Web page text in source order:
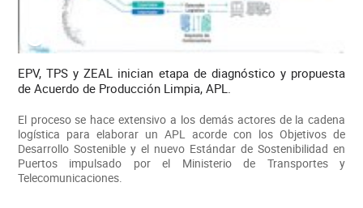
EPV, TPS y ZEAL inician etapa de diagnóstico y propuesta
de Acuerdo de Producción Limpia, APL.
El proceso se hace extensivo a los demás actores de la cadena
logística para elaborar un APL acorde con los Objetivos de
Desarrollo Sostenible y el nuevo Estándar de Sostenibilidad en
Puertos impulsado por el Ministerio de Transportes y
Telecomunicaciones.